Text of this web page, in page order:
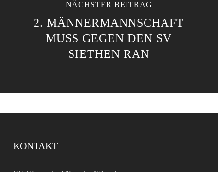
NÄCHSTER BEITRAG
2. MÄNNERMANNSCHAFT
MUSS GEGEN DEN SV
SIETHEN RAN
KONTAKT